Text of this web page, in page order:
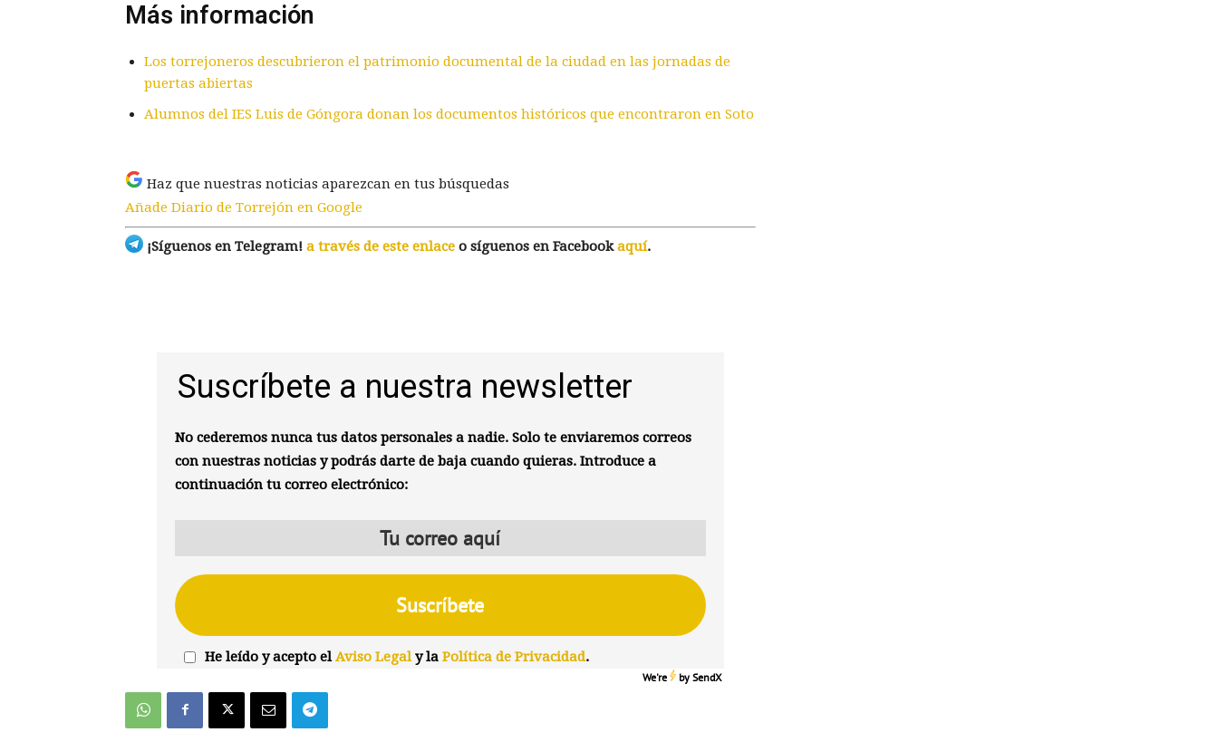
Más información
Los torrejoneros descubrieron el patrimonio documental de la ciudad en las jornadas de
puertas abiertas
Alumnos del IES Luis de Góngora donan los documentos históricos que encontraron en Soto
Haz que nuestras noticias aparezcan en tus búsquedas
Añade Diario de Torrejón en Google
¡Síguenos en Telegram! a través de este enlace o síguenos en Facebookaquí.
Suscríbete a nuestra newsletter
No cederemos nunca tus datos personales a nadie. Solo te enviaremos correos
con nuestras noticias y podrás darte de baja cuando quieras. Introduce a
continuación tu correo electrónico:
He leído y acepto elAviso Legaly la Política de Privacidad.
We're bySendX